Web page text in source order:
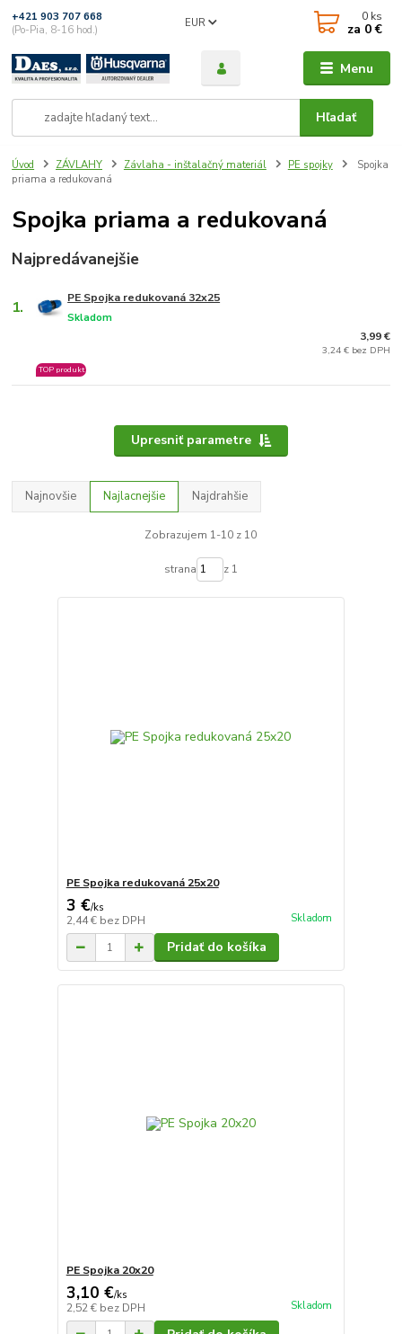
Menu
EUR
Hľadať
+421 903 707 668
(Po-Pia, 8-16 hod.)
0 ks
za 0 €
Úvod ZÁVLAHY Závlaha - inštalačný materiál PE spojky
Spojka
priama a redukovaná
Spojka priama a redukovaná
Najpredávanejšie
1. PE Spojka redukovaná 32x25
Skladom
TOP produkt
3,99 €
3,24 € bez DPH
Upresniť parametre
Najnovšie Najlacnejšie Najdrahšie
Zobrazujem 1-10 z 10
strana z 1
PE Spojka redukovaná 25x20
3 €/ks
2,44 € bez DPH Skladom
Pridať do košíka
PE Spojka 20x20
3,10 €/ks
2,52 € bez DPH Skladom